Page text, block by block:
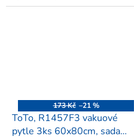
173 Kč –21 %
ToTo, R1457F3 vakuové
pytle 3ks 60x80cm, sada